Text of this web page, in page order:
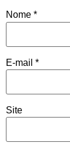
Nome *
E-mail *
Site